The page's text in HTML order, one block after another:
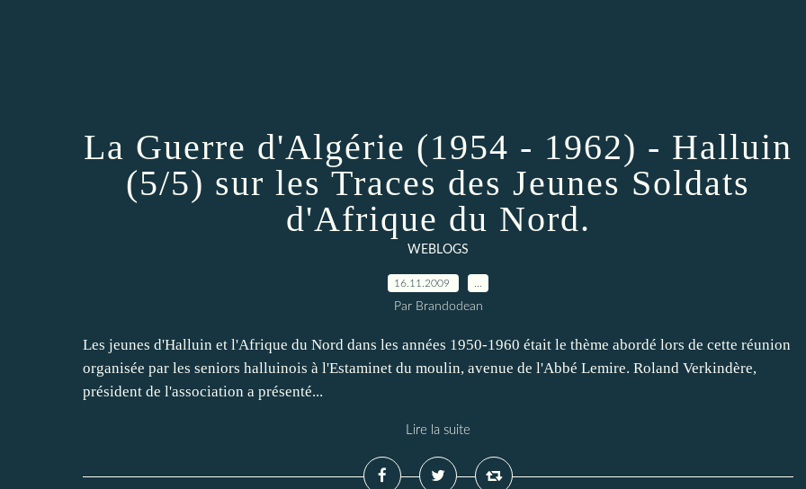
La Guerre d'Algérie (1954 - 1962) - Halluin
(5/5) sur les Traces des Jeunes Soldats
d'Afrique du Nord.
WEBLOGS
16.11.2009
Par Brandodean
Les jeunes d'Halluin et l'Afrique du Nord dans les années 1950-1960 était le thème abordé lors de cette réunion
organisée par les seniors halluinois à l'Estaminet du moulin, avenue de l'Abbé Lemire. Roland Verkindère,
président de l'association a présenté...
Lire la suite